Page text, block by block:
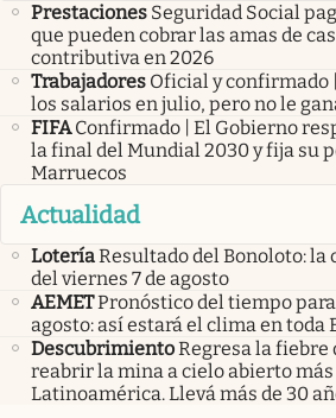
Prestaciones Seguridad Social
que pueden cobrar las amas de
contributiva en 2026
Trabajadores Oficial y confirmado
los salarios en julio, pero no le
FIFA Confirmado | El Gobierno
la final del Mundial 2030 y fija su
Marruecos
Actualidad
LoteríaResultado del Bonoloto:
del viernes 7 de agosto
AEMETPronóstico del tiempo para
agosto: así estará el clima en toda
DescubrimientoRegresa la fiebre
reabrir la mina a cielo abierto más
Latinoamérica. Llevá más de 30